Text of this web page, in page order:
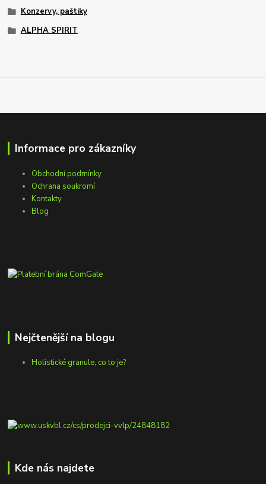
Konzervy, paštiky
ALPHA SPIRIT
Informace pro zákazníky
Obchodní podmínky
Ochrana soukromí
Kontakty
Blog
Nejčtenější na blogu
Holistické granule, co to je?
Kde nás najdete